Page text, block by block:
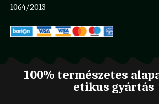
1064/2013
100% természetes
etikus gyártás